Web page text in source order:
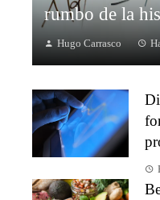
rumbo de la
Hugo Carrasco